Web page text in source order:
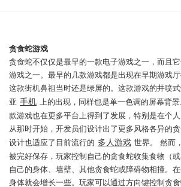
贪食蛇游戏
贪食蛇不仅仅是最早的一款电子游戏之一，而且
游戏之一。最早的几款游戏都是出现在早期游戏
这款街机鼻祖当时还是绿屏的。这款游戏的井喷
亚 手机
上的出现，同样也是单一色调的屏幕背
款游戏也在更多平台上得到了发展，特别是在个人
从那时开始，开发员们设计出了更多风格各异的
设计也适应了目前流行的 多人游戏 世界。 然而
被完好保存，玩家控制自己的贪食蛇收集食物（
自己的身体、墙壁、其他贪食蛇或障碍物相撞。
身体就会增长一些。玩家可以通过方向键控制贪